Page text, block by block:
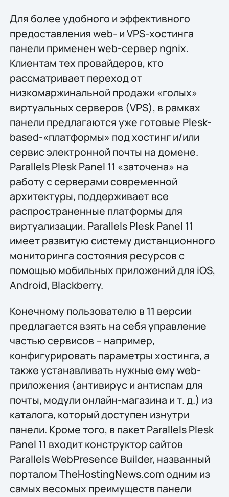
Для более удобного и эффективного
предоставления web- и VPS-хостинга
панели применен web-сервер ngnix.
Клиентам тех провайдеров, кто
рассматривает переход от
низкомаржинальной продажи «голых»
виртуальных серверов (VPS), в рамках
панели предлагаются уже готовые Plesk-
based-«платформы» под хостинг и/или
сервис электронной почты на домене.
Parallels Plesk Panel 11 «заточена» на
работу с серверами современной
архитектуры, поддерживает все
распространенные платформы для
виртуализации. Parallels Plesk Panel 11
имеет развитую систему дистанционного
мониторинга состояния ресурсов с
помощью мобильных приложений для iOS,
Android, Blackberry.
Конечному пользователю в 11 версии
предлагается взять на себя управление
частью сервисов – например,
конфигурировать параметры хостинга, а
также устанавливать нужные ему web-
приложения (антивирус и антиспам для
почты, модули онлайн-магазина и т. д.) из
каталога, который доступен изнутри
панели. Кроме того, в пакет Parallels Plesk
Panel 11 входит конструктор сайтов
Parallels WebPresence Builder, названный
порталом TheHostingNews.com одним из
самых весомых преимуществ панели